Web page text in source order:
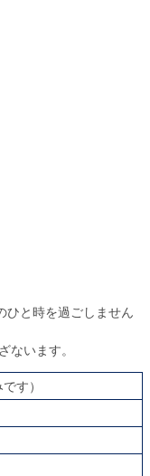
空間」
ひと時を過ごしません
ないます。
す）